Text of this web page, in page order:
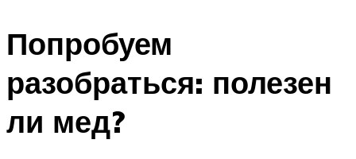
Попробуем
разобраться: полезен
ли мед?